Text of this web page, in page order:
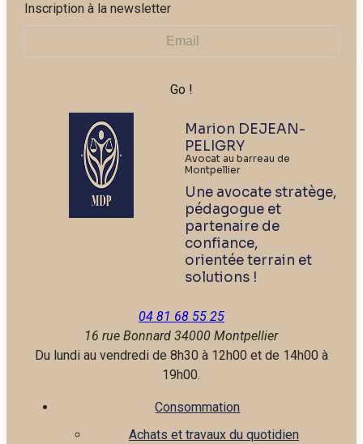
Inscription à la newsletter
Marion DEJEAN-
PELIGRY
Avocat au barreau de
Montpellier
Une avocate stratège,
pédagogue et
partenaire de
confiance,
orientée terrain et
solutions !
04 81 68 55 25
16 rue Bonnard 34000 Montpellier
Du lundi au vendredi de 8h30 à 12h00 et de 14h00 à
19h00.
Consommation
Achats et travaux du quotidien